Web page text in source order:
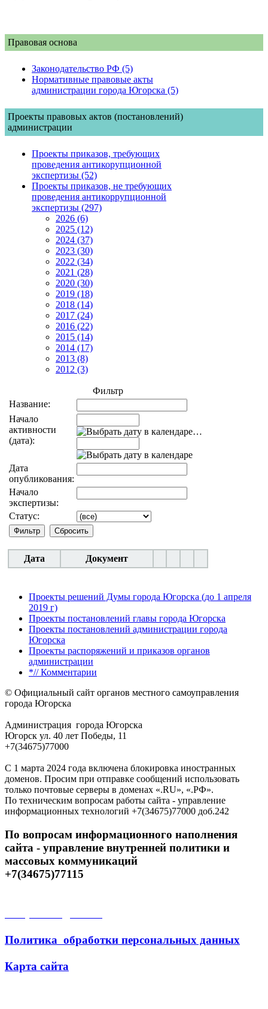
Правовая основа
Законодательство РФ (5)
Нормативные правовые акты
администрации города Югорска (5)
Проекты правовых актов (постановлений)
администрации
Проекты приказов, требующих
проведения антикорупционной
экспертизы (52)
Проекты приказов, не требующих
проведения антикоррупционной
экспертизы (297)
2026 (6)
2025 (12)
2024 (37)
2023 (30)
2022 (34)
2021 (28)
2020 (30)
2019 (18)
2018 (14)
2017 (24)
2016 (22)
2015 (14)
2014 (17)
2013 (8)
2012 (3)
Фильтр
Название:
Начало
активности
(дата):
…
Дата
опубликования:
Начало
экспертизы:
Статус:
Дата Документ
Проекты решений Думы города Югорска (до 1 апреля
2019 г)
Проекты постановлений главы города Югорска
Проекты постановлений администрации города
Югорска
Проекты распоряжений и приказов органов
администрации
*// Комментарии
© Официальный сайт органов местного самоуправления
города Югорска
Администрация города Югорска
Югорск ул. 40 лет Победы, 11
+7(34675)77000
С 1 марта 2024 года включена блокировка иностранных
доменов. Просим при отправке сообщений использовать
только почтовые серверы в доменах «.RU», «.РФ».
По техническим вопросам работы сайта - управление
информационных технологий +7(34675)77000 доб.242
По вопросам информационного наполнения
сайта - управление внутренней политики и
массовых коммуникаций
+7(34675)77115
Политика обработки персональных данных
Карта сайта